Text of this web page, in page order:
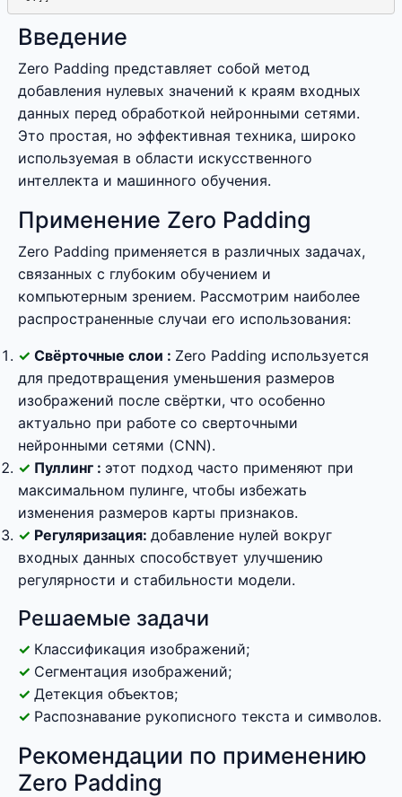
Введение
Zero Padding представляет собой метод
добавления нулевых значений к краям входных
данных перед обработкой нейронными сетями.
Это простая, но эффективная техника, широко
используемая в области искусственного
интеллекта и машинного обучения.
Применение Zero Padding
Zero Padding применяется в различных задачах,
связанных с глубоким обучением и
компьютерным зрением. Рассмотрим наиболее
распространенные случаи его использования:
Свёрточные слои : Zero Padding используется
для предотвращения уменьшения размеров
изображений после свёртки, что особенно
актуально при работе со сверточными
нейронными сетями (CNN).
Пуллинг : этот подход часто применяют при
максимальном пулинге, чтобы избежать
изменения размеров карты признаков.
Регуляризация: добавление нулей вокруг
входных данных способствует улучшению
регулярности и стабильности модели.
Решаемые задачи
Классификация изображений;
Сегментация изображений;
Детекция объектов;
Распознавание рукописного текста и символов.
Рекомендации по применению
Zero Padding